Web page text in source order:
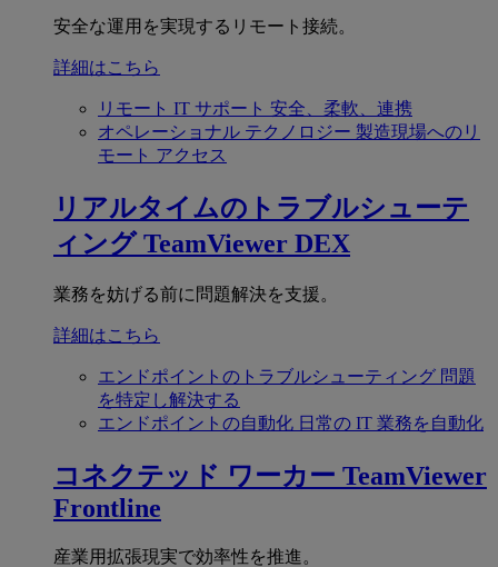
安全な運用を実現するリモート接続。
詳細はこちら
リモート IT サポート 安全、柔軟、連携
オペレーショナル テクノロジー 製造現場へのリ
モート アクセス
リアルタイムのトラブルシューテ
ィング TeamViewer DEX
業務を妨げる前に問題解決を支援。
詳細はこちら
エンドポイントのトラブルシューティング 問題
を特定し解決する
エンドポイントの自動化 日常の IT 業務を自動化
コネクテッド ワーカー TeamViewer
Frontline
産業用拡張現実で効率性を推進。